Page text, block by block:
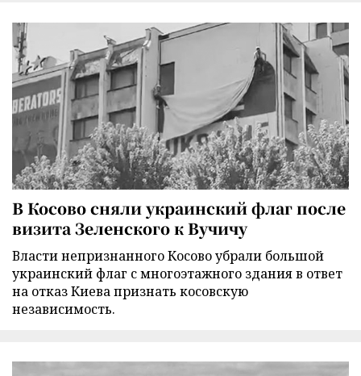
В Косово сняли украинский флаг после
визита Зеленского к Вучичу
Власти непризнанного Косово убрали большой
украинский флаг с многоэтажного здания в ответ
на отказ Киева признать косовскую
независимость.